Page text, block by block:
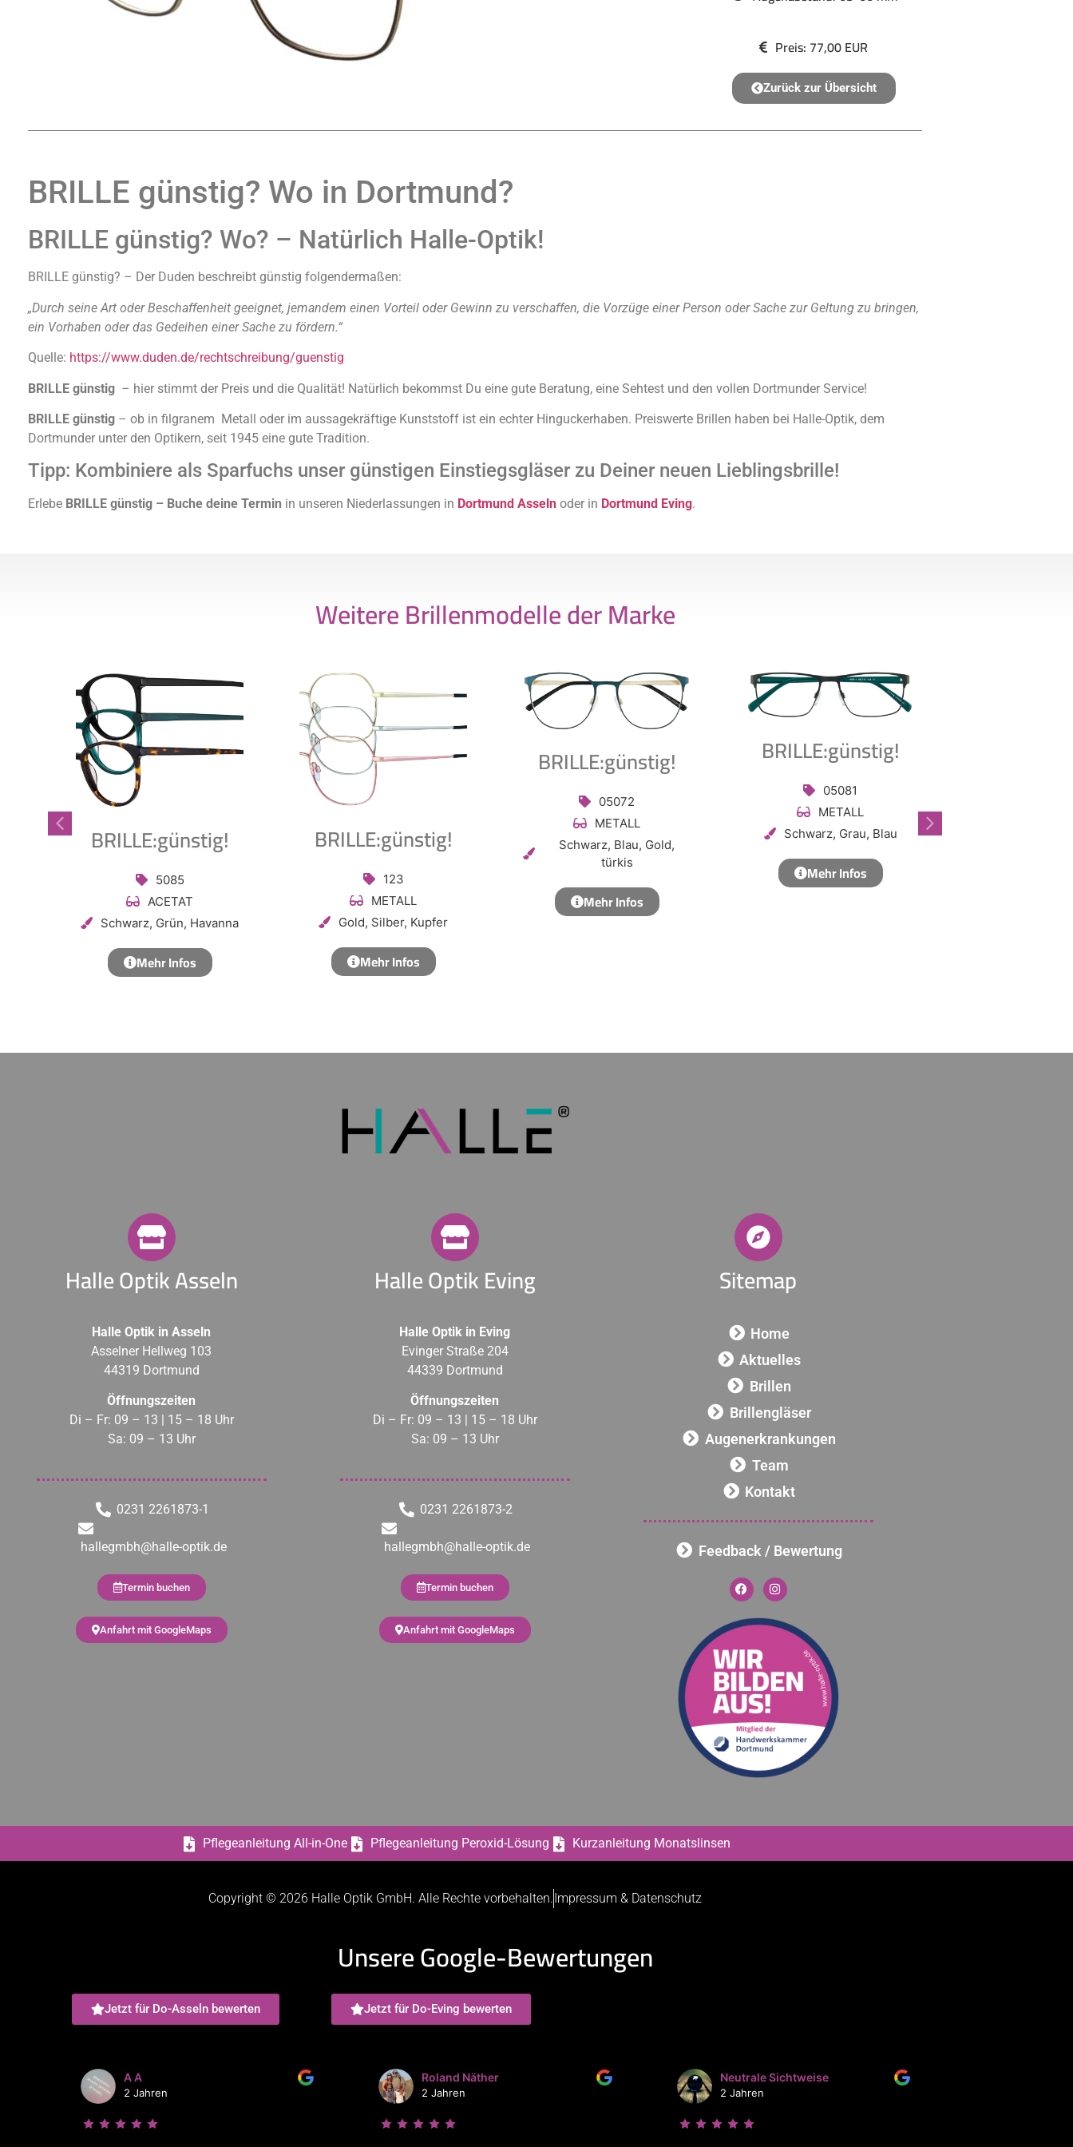
Preis: 77,00 EUR
Zurück zur Übersicht
BRILLE günstig? Wo in Dortmund?
BRILLE günstig? Wo? – Natürlich Halle-Optik!
BRILLE günstig? – Der Duden beschreibt günstig folgendermaßen:
„Durch seine Art oder Beschaffenheit geeignet, jemandem einen Vorteil oder Gewinn zu verschaffen, die Vorzüge einer Person oder Sache zur Geltung zu bringen,
ein Vorhaben oder das Gedeihen einer Sache zu fördern.“
Quelle: https://www.duden.de/rechtschreibung/guenstig
BRILLE günstig – hier stimmt der Preis und die Qualität! Natürlich bekommst Du eine gute Beratung, eine Sehtest und den vollen Dortmunder Service!
BRILLE günstig – ob in filgranem Metall oder im aussagekräftige Kunststoff ist ein echter Hinguckerhaben. Preiswerte Brillen haben bei Halle-Optik, dem
Dortmunder unter den Optikern, seit 1945 eine gute Tradition.
Tipp: Kombiniere als Sparfuchs unser günstigen Einstiegsgläser zu Deiner neuen Lieblingsbrille!
Erlebe BRILLE günstig – Buche deine Termin in unseren Niederlassungen in Dortmund Asseln oder in Dortmund Eving.
Weitere Brillenmodelle der Marke
BRILLE:günstig!
5085
ACETAT
Schwarz, Grün, Havanna
Mehr Infos
BRILLE:günstig!
123
METALL
Gold, Silber, Kupfer
Mehr Infos
BRILLE:günstig!
05072
METALL
Schwarz, Blau, Gold,
türkis
Mehr Infos
BRILLE:günstig!
05081
METALL
Schwarz, Grau, Blau
Mehr Infos
Halle Optik Asseln
Halle Optik in Asseln
Asselner Hellweg 103
44319 Dortmund
Öffnungszeiten
Di – Fr: 09 – 13 | 15 – 18 Uhr
Sa: 09 – 13 Uhr
0231 2261873-1
hallegmbh@halle-optik.de
Termin buchen
Anfahrt mit GoogleMaps
Halle Optik Eving
Halle Optik in Eving
Evinger Straße 204
44339 Dortmund
Öffnungszeiten
Di – Fr: 09 – 13 | 15 – 18 Uhr
Sa: 09 – 13 Uhr
0231 2261873-2
hallegmbh@halle-optik.de
Termin buchen
Anfahrt mit GoogleMaps
Sitemap
Home
Aktuelles
Brillen
Brillengläser
Augenerkrankungen
Team
Kontakt
Feedback / Bewertung
Pflegeanleitung All-in-One Pflegeanleitung Peroxid-Lösung Kurzanleitung Monatslinsen
Copyright © 2026 Halle Optik GmbH. Alle Rechte vorbehalten. Impressum & Datenschutz
Unsere Google-Bewertungen
Jetzt für Do-Asseln bewerten Jetzt für Do-Eving bewerten
A A
2 Jahren
Roland Näther
2 Jahren
Neutrale Sichtweise
2 Jahren